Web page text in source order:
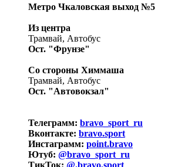
Метро Чкаловская выход №5
Из центра
Трамвай, Автобус
Ост. "Фрунзе"
Со стороны Химмаша
Трамвай, Автобус
Ост. "Автовокзал"
Телеграмм: bravo_sport_ru
Вконтакте: bravo.sport
Инстаграмм: point.bravo
Ютуб: @bravo_sport_ru
ТикТок: @.bravo.sport